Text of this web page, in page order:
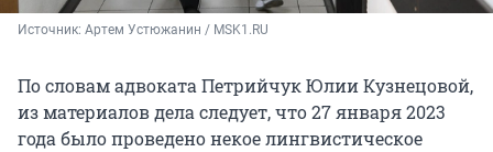
Источник: Артем Устюжанин / MSK1.RU
По словам адвоката Петрийчук Юлии Кузнецовой,
из материалов дела следует, что 27 января 2023
года было проведено некое лингвистическое